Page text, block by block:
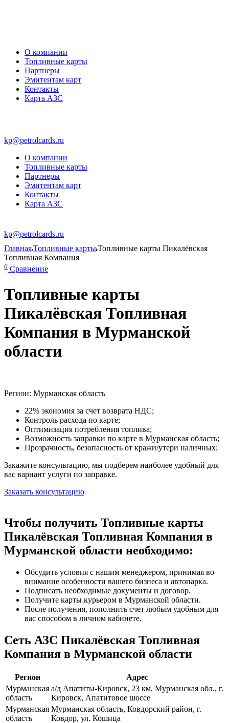
О компании
Топливные карты
Партнеры
Эмитентам карт
Контакты
Карта АЗС
kp@petrolcards.ru
О компании
Топливные карты
Партнеры
Эмитентам карт
Контакты
Карта АЗС
kp@petrolcards.ru
ГлавнаяТопливные картыТопливные карты Пикалёвская
Топливная Компания
0 Сравнение
Топливные карты
Пикалёвская Топливная
Компания в Мурманской
области
Регион: Мурманская область
22% экономия за счет возврата НДС;
Контроль расхода по карте;
Оптимизация потребления топлива;
Возможность заправки по карте в Мурманская область;
Прозрачность, безопасность от кражи/утери наличных;
Закажите консультацию, мы подберем наиболее удобный для
вас вариант услуги по заправке.
Заказать консультацию
Чтобы получить Топливные карты
Пикалёвская Топливная Компания в
Мурманской области необходимо:
Обсудить условия с нашим менеджером, принимая во
внимание особенности вашего бизнеса и автопарка.
Подписать необходимые документы и договор.
Получите карты курьером в Мурманской области.
После получения, пополнить счет любым удобным для
вас способом в личном кабинете.
Сеть АЗС Пикалёвская Топливная
Компания в Мурманской области
Регион
Адрес
Мурманская
область
а/д Апатиты-Кировск, 23 км, Мурманская обл., г.
Кировск, Апатитовое шоссе
Мурманская
область
Мурманская область, Ковдорский район, г.
Ковдор, ул. Кошица